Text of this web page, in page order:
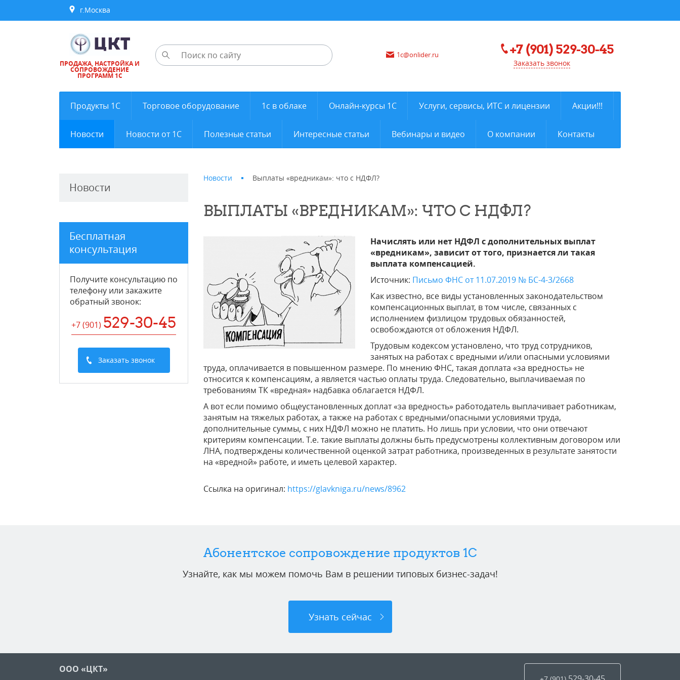
г.Москва
ПРОДАЖА, НАСТРОЙКА И
СОПРОВОЖДЕНИЕ
ПРОГРАММ 1С
1c@onlider.ru +7 (901) 529-30-45
Заказать звонок
Продукты 1С Торговое оборудование 1с в облаке Онлайн-курсы 1С Услуги, сервисы, ИТС и лицензии Акции!!!
Новости Новости от 1С Полезные статьи Интересные статьи Вебинары и видео О компании Контакты
Новости
Бесплатная
консультация
Получите консультацию по
телефону или закажите
обратный звонок:
+7 (901) 529-30-45
Заказать звонок
Новости Выплаты «вредникам»: что с НДФЛ?
ВЫПЛАТЫ «ВРЕДНИКАМ»: ЧТО С НДФЛ?
Начислять или нет НДФЛ с дополнительных выплат
«вредникам», зависит от того, признается ли такая
выплата компенсацией.
Источник: Письмо ФНС от 11.07.2019 № БС-4-3/2668
Как известно, все виды установленных законодательством
компенсационных выплат, в том числе, связанных с
исполнением физлицом трудовых обязанностей,
освобождаются от обложения НДФЛ.
Трудовым кодексом установлено, что труд сотрудников,
занятых на работах с вредными и/или опасными условиями
труда, оплачивается в повышенном размере. По мнению ФНС, такая доплата «за вредность» не
относится к компенсациям, а является частью оплаты труда. Следовательно, выплачиваемая по
требованиям ТК «вредная» надбавка облагается НДФЛ.
А вот если помимо общеустановленных доплат «за вредность» работодатель выплачивает работникам,
занятым на тяжелых работах, а также на работах с вредными/опасными условиями труда,
дополнительные суммы, с них НДФЛ можно не платить. Но лишь при условии, что они отвечают
критериям компенсации. Т.е. такие выплаты должны быть предусмотрены коллективным договором или
ЛНА, подтверждены количественной оценкой затрат работника, произведенных в результате занятости
на «вредной» работе, и иметь целевой характер.
Ссылка на оригинал: https://glavkniga.ru/news/8962
Абонентское сопровождение продуктов 1C
Узнайте, как мы можем помочь Вам в решении типовых бизнес-задач!
Узнать сейчас
ООО «ЦКТ»